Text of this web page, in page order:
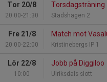
Tor 20/8
20:00-21:30
Torsdagsträning
Stadshagen 2
Fre 21/8
20:00-22:00
Match mot
Kristinebergs IP 1
Lör 22/8
10:00
Jobb på Diggiloo
Ulriksdals slott